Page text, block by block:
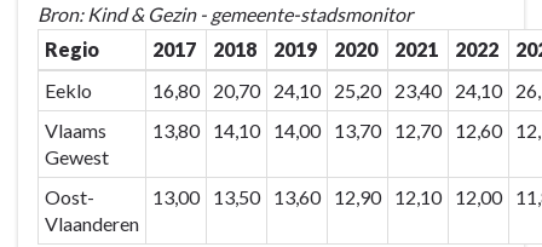
Bron: Kind & Gezin - gemeente-stadsmonitor
Regio
2017 2018 2019 2020 2021 2022
Eeklo
16,80 20,70 24,10 25,20 23,40 24,10
Vlaams
Gewest
13,80 14,10 14,00 13,70 12,70 12,60
Oost-
Vlaanderen
13,00 13,50 13,60 12,90 12,10 12,00